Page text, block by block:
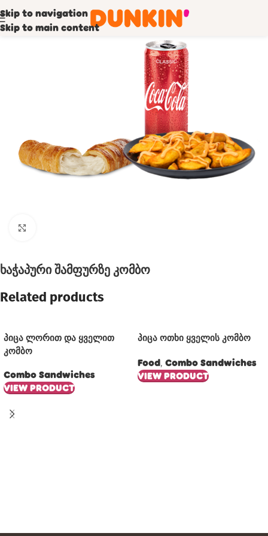
Skip to navigation
Skip to main content
ხაჭაპური შამფურზე კომბო
Related products
პიცა ლორით და ყველით
კომბო
Combo Sandwiches
VIEW PRODUCT
პიცა ოთხი ყველის კომბო
Food, Combo Sandwiches
VIEW PRODUCT